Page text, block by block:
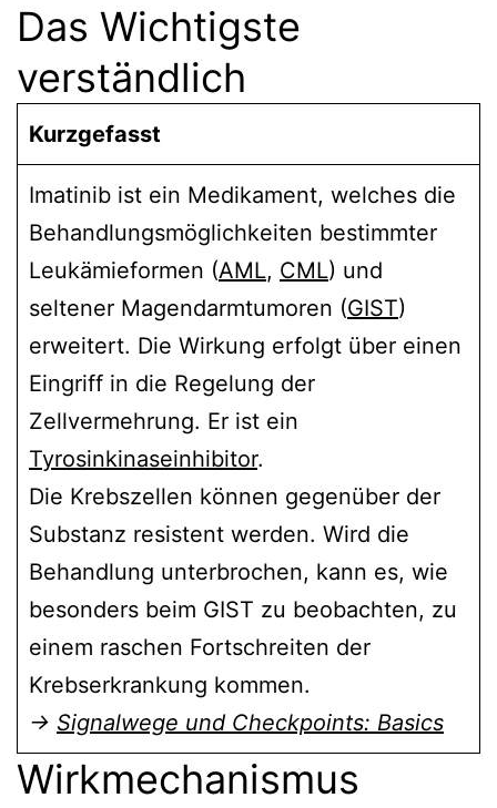
Das Wichtigste
verständlich
Kurzgefasst
Imatinib ist ein Medikament, welches die
Behandlungsmöglichkeiten bestimmter
Leukämieformen (AML, CML) und
seltener Magendarmtumoren (GIST)
erweitert. Die Wirkung erfolgt über einen
Eingriff in die Regelung der
Zellvermehrung. Er ist ein
Tyrosinkinaseinhibitor.
Die Krebszellen können gegenüber der
Substanz resistent werden. Wird die
Behandlung unterbrochen, kann es, wie
besonders beim GIST zu beobachten, zu
einem raschen Fortschreiten der
Krebserkrankung kommen.
→ Signalwege und Checkpoints: Basics
Wirkmechanismus